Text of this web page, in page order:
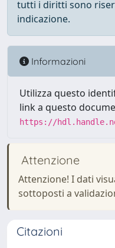
tutti i diritti sono
indicazione.
Informazioni
Utilizza questo
link a questo
https://
Attenzione
Attenzione! I dati
sottoposti a
Citazioni